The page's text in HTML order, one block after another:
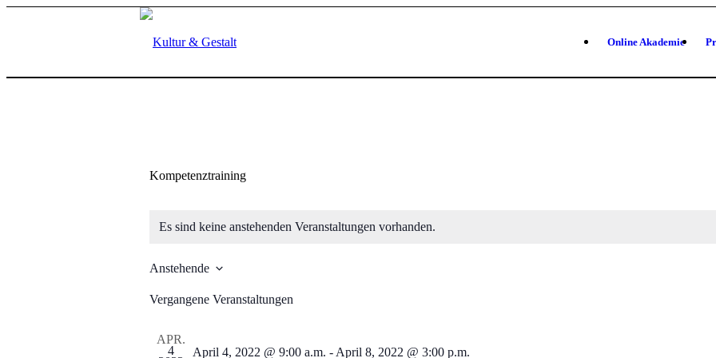
Online Akademie
Kompetenztraining
Es sind keine anstehenden Veranstaltungen vorhanden.
Anstehende
wählen.
Vergangene Veranstaltungen
APR.
4
April 4, 2022 @ 9:00 a.m. - April 8, 2022 @ 3:00 p.m.